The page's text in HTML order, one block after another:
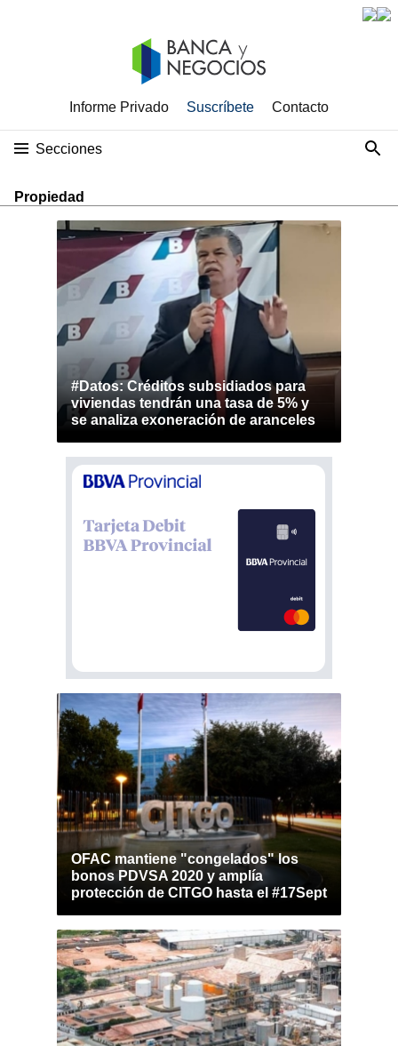
Informe Privado Suscríbete Contacto
Secciones
Propiedad
#Datos: Créditos subsidiados para
viviendas tendrán una tasa de 5% y
se analiza exoneración de aranceles
OFAC mantiene "congelados" los
bonos PDVSA 2020 y amplía
protección de CITGO hasta el #17Sept